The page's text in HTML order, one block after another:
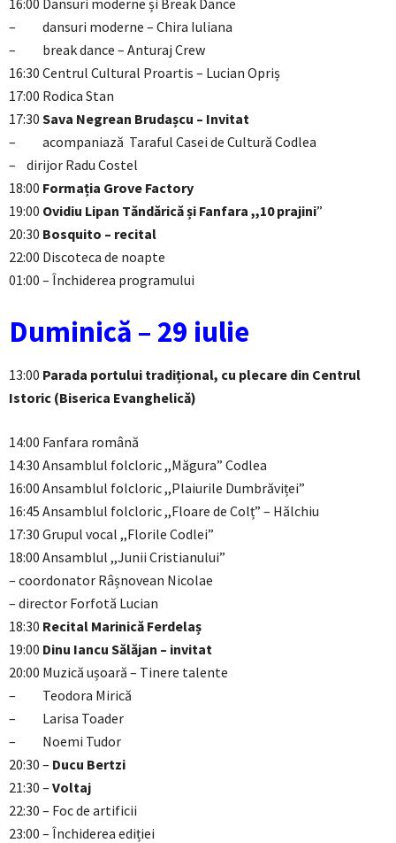
– dansuri moderne – Chira Iuliana
– break dance – Anturaj Crew
16:30 Centrul Cultural Proartis – Lucian Opriș
17:00 Rodica Stan
17:30 Sava Negrean Brudașcu – Invitat
– acompaniază Taraful Casei de Cultură Codlea
– dirijor Radu Costel
18:00 Formația Grove Factory
19:00 Ovidiu Lipan Tăndărică și Fanfara ,,10 prajini”
20:30 Bosquito – recital
22:00 Discoteca de noapte
01:00 – Închiderea programului
Duminică – 29 iulie
13:00 Parada portului tradițional, cu plecare din Centrul
Istoric (Biserica Evanghelică)
14:00 Fanfara română
14:30 Ansamblul folcloric ,,Măgura” Codlea
16:00 Ansamblul folcloric ,,Plaiurile Dumbrăviței”
16:45 Ansamblul folcloric ,,Floare de Colț” – Hălchiu
17:30 Grupul vocal ,,Florile Codlei”
18:00 Ansamblul ,,Junii Cristianului”
– coordonator Râșnovean Nicolae
– director Forfotă Lucian
18:30 Recital Marinică Ferdelaș
19:00 Dinu Iancu Sălăjan – invitat
20:00 Muzică ușoară – Tinere talente
– Teodora Mirică
– Larisa Toader
– Noemi Tudor
20:30 – Ducu Bertzi
21:30 – Voltaj
22:30 – Foc de artificii
23:00 – Închiderea ediției